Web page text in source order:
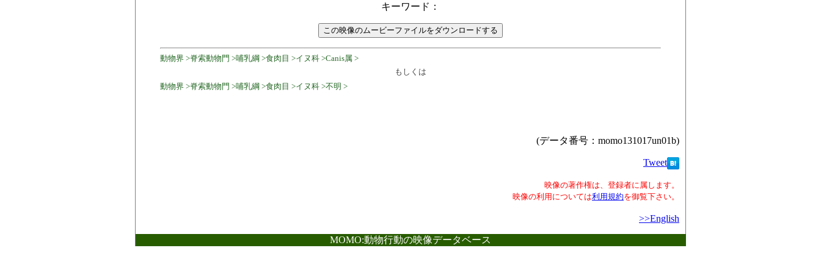
キーワード：
動物界 >脊索動物門 >哺乳綱 >食肉目 >イヌ科 >Canis属 >
もしくは
動物界 >脊索動物門 >哺乳綱 >食肉目 >イヌ科 >不明 >
(データ番号：momo131017un01b)
Tweet
映像の著作権は、登録者に属します。
映像の利用については利用規約を御覧下さい。
>>English
MOMO:動物行動の映像データベース